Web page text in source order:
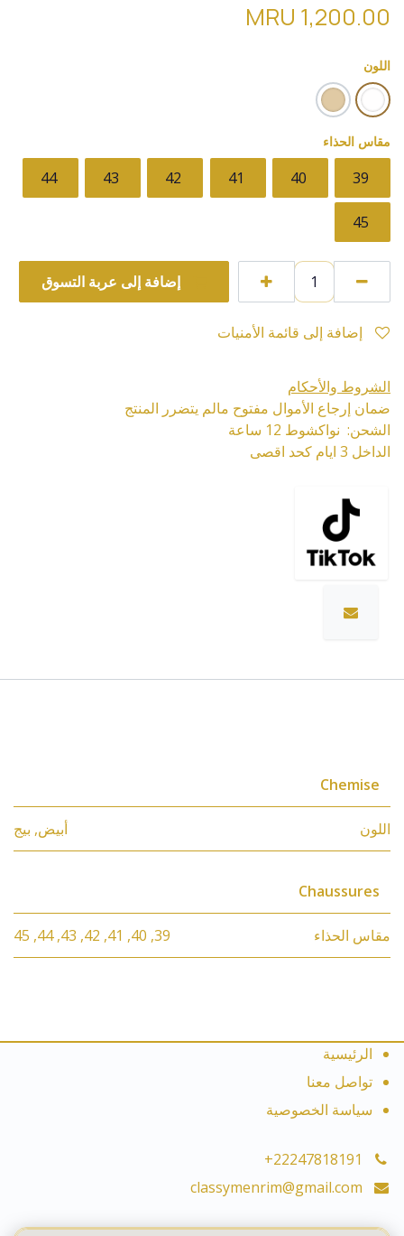
1,200.00
اللون
مقاس الحذاء
39
40
41
42
43
44
45
إضافة إلى عربة التسوق
الشروط والأحكام
ضمان إرجاع الأموال مفتوح مالم يتضرر المنتج
الشحن: نواكشوط 12 ساعة
الداخل 3 ايام كحد اقصى
Chemise
اللون أبيض, بيج
Chaussures
مقاس الحذاء 39
,
40
,
41
,
42
,
43
,
44
,
45
الرئيسية
تواصل معنا
سياسة الخصوصية
+22247818191
classymenrim@gmail.com